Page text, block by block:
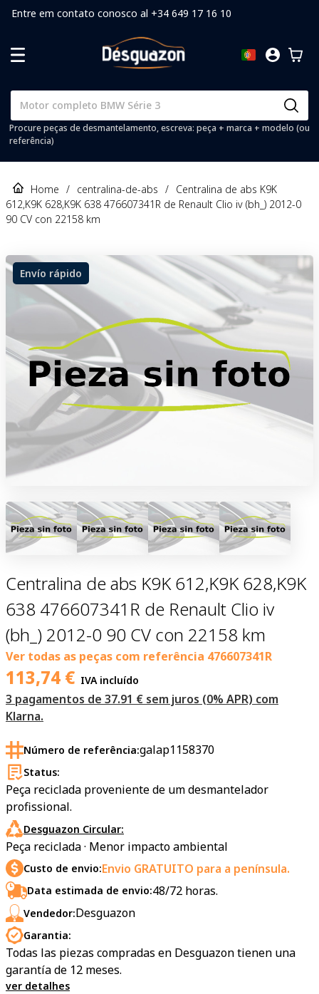
Entre em contato conosco al +34 649 17 16 10
Procure peças de desmantelamento, escreva: peça + marca + modelo (ou
referência)
Home / centralina-de-abs / Centralina de abs K9K
612,K9K 628,K9K 638 476607341R de Renault Clio iv (bh_) 2012-0
90 CV con 22158 km
Envío rápido
Centralina de abs K9K 612,K9K 628,K9K
638 476607341R de Renault Clio iv
(bh_) 2012-0 90 CV con 22158 km
Ver todas as peças com referência 476607341R
113,74 € IVA incluído
3 pagamentos de 37.91 € sem juros (0% APR) com
Klarna.
Número de referência:galap1158370
Status:
Peça reciclada proveniente de um desmantelador
profissional.
Desguazon Circular:
Peça reciclada · Menor impacto ambiental
Custo de envio:Envio GRATUITO para a península.
Data estimada de envio:48/72 horas.
Vendedor:Desguazon
Garantia:
Todas las piezas compradas en Desguazon tienen una
garantía de 12 meses.
ver detalhes